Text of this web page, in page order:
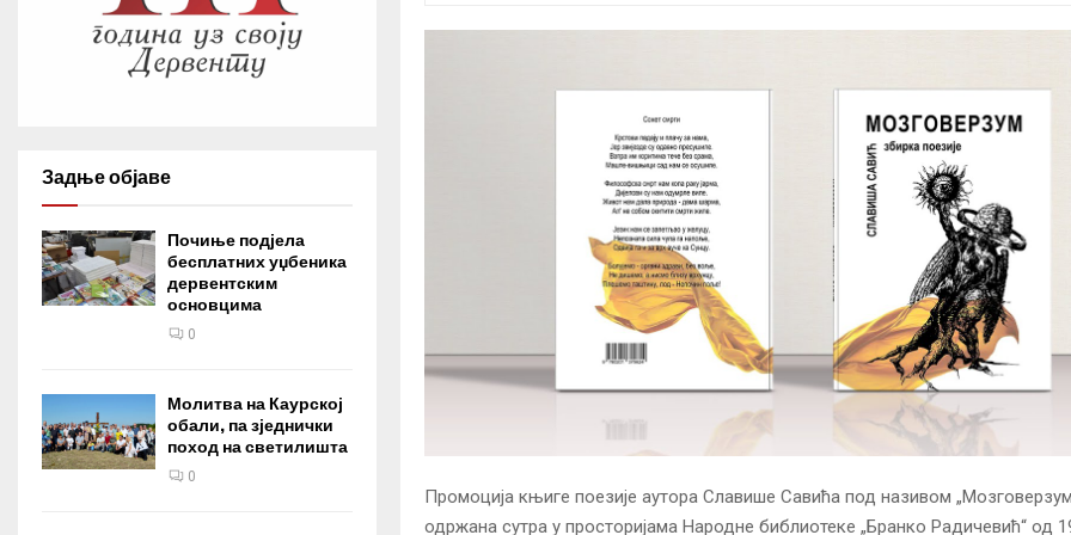
Промоција књиге поезије аутора Славише Савића под називом
одржана сутра у просторијама Народне библиотеке „Бранко Радичевић“ од
Задње објаве
Почиње подјела
бесплатних уџбеника
дервентским
основцима
0
Молитва на Каурској
обали, па зједнички
поход на светилишта
0